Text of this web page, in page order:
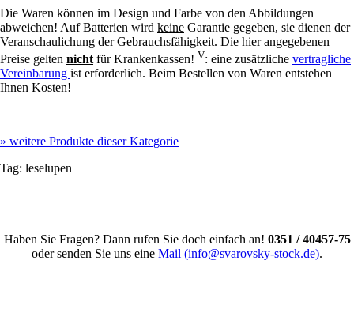
Die Waren können im Design und Farbe von den Abbildungen
abweichen! Auf Batterien wird keine Garantie gegeben, sie dienen der
Veranschaulichung der Gebrauchsfähigkeit. Die hier angegebenen
Preise gelten nicht für Krankenkassen! V: eine zusätzliche vertragliche
Vereinbarung ist erforderlich. Beim Bestellen von Waren entstehen
Ihnen Kosten!
» weitere Produkte dieser Kategorie
Tag: leselupen
Haben Sie Fragen? Dann rufen Sie doch einfach an! 0351 / 40457-75
oder senden Sie uns eine Mail (info@svarovsky-stock.de).